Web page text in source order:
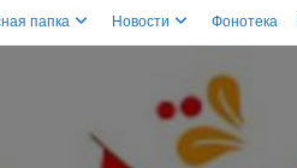
папка Новости Фонотека